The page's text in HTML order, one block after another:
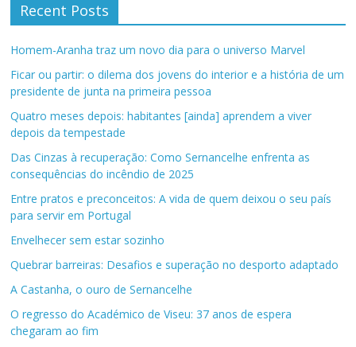
Recent Posts
Homem-Aranha traz um novo dia para o universo Marvel
Ficar ou partir: o dilema dos jovens do interior e a história de um
presidente de junta na primeira pessoa
Quatro meses depois: habitantes [ainda] aprendem a viver
depois da tempestade
Das Cinzas à recuperação: Como Sernancelhe enfrenta as
consequências do incêndio de 2025
Entre pratos e preconceitos: A vida de quem deixou o seu país
para servir em Portugal
Envelhecer sem estar sozinho
Quebrar barreiras: Desafios e superação no desporto adaptado
A Castanha, o ouro de Sernancelhe
O regresso do Académico de Viseu: 37 anos de espera
chegaram ao fim